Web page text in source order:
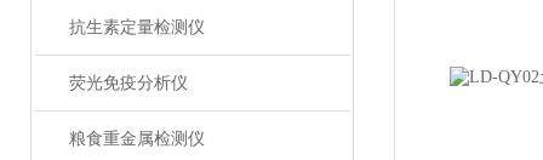
抗生素定量检测仪
荧光免疫分析仪
粮食重金属检测仪